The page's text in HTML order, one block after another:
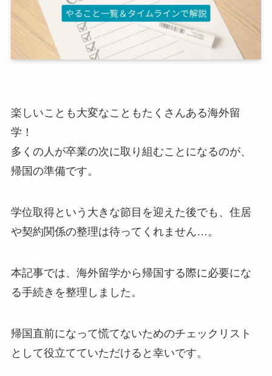
楽しいことも大変なこともたくさんある海外留
学！
多くの人が卒業の次に取り組むことになるのが、
帰国の準備です。
学位取得という大きな節目を迎えた後でも、住居
や契約関係の整理は待ってくれません…。
本記事では、海外留学から帰国する際に必要にな
る手続きを整理しました。
帰国直前になって慌てないためのチェックリスト
として役立てていただけると幸いです。